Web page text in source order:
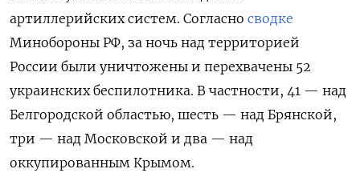
артиллерийских систем. Согласно сводке
Минобороны РФ, за ночь над территорией
России были уничтожены и перехвачены 52
украинских беспилотника. В частности, 41 — над
Белгородской областью, шесть — над Брянской,
три — над Московской и два — над
оккупированным Крымом.